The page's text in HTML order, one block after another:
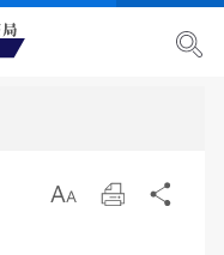
放 列